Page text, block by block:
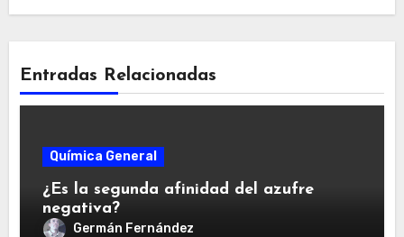
Entradas Relacionadas
Química General
¿Es la segunda afinidad del azufre
negativa?
Germán Fernández